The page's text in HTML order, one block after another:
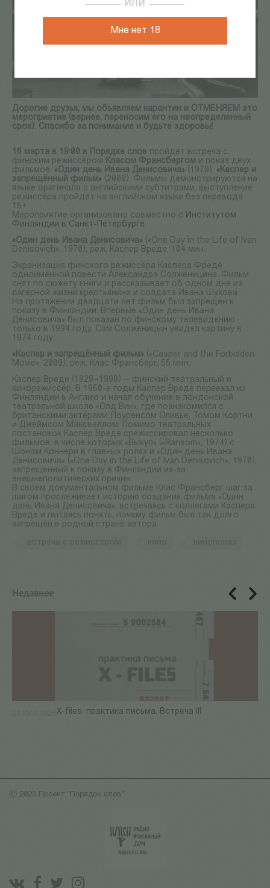
ИЛИ
Мне нет 18
Дорогие друзья, мы объявляем карантин и ОТМЕНЯЕМ это
мероприятие (вернее, переносим его на неопределенный
срок). Спасибо за понимание и будьте здоровы!
16 марта в 19:00 в Порядке слов пройдёт встреча с
финским режиссёром Класом Франсбергом и показ двух
фильмов: «Один день Ивана Денисовича» (1970), «Каспер и
запрещённый фильм» (2009). Фильмы демонстрируются на
языке оригинала с английскими субтитрами, выступление
режиссёра пройдёт на английском языке без перевода.
16+
Мероприятие организовано совместно с Институтом
Финляндии в Санкт-Петербурге.
«Один день Ивана Денисовича» («One Day in the Life of Ivan
Denisovich», 1970), реж. Каспер Вреде, 104 мин.
Экранизация финского режиссёра Каспера Фреде
одноимённой повести Александра Солженицина. Фильм
снят по сюжету книги и рассказывает об одном дне из
лагерной жизни крестьянина и солдата Ивана Шухова.
На протяжении двадцати лет фильм был запрещён к
показу в Финляндии. Впервые «Один день Ивана
Денисовича» был показан по финскому телевидению
только в 1994 году. Сам Солженицын увидел картину в
1974 году.
«Каспер и запрещённый фильм» («Casper and the Forbidden
Movie», 2009), реж. Клас Франсберг, 55 мин.
Каспер Вреде (1929–1998) — финский театральный и
кинорежиссёр. В 1950-е годы Каспер Вреде переехал из
Финляндии в Англию и начал обучение в лондонской
театральной школе «Олд Вик», где познакомился с
британскими актёрами Лоуренсом Оливье, Томом Кортни
и Джеймсом Максвеллом. Помимо театральных
постановок Каспер Вреде срежиссировал несколько
фильмов, в числе которых «Выкуп» («Ransom», 1974) с
Шоном Коннери в главных ролях и «Один день Ивана
Денисовича» («One Day in the Life of Ivan Denisovich», 1970),
запрещённый к показу в Финляндии из-за
внешнеполитических причин.
В своём документальном фильме Клас Франсберг шаг за
шагом прослеживает историю создания фильма «Один
день Ивана Денисовича», встречаясь с коллегами Каспера
Вреде и пытаясь понять, почему фильм был так долго
запрещён в родной стране автора.
Недавнее
X-files: практика письма. Встреча III
ⓒ 2023 Проект "Порядок слов"